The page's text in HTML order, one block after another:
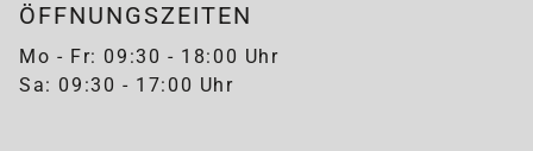
ÖFFNUNGSZEITEN
Mo - Fr: 09:30 - 18:00 Uhr
Sa: 09:30 - 17:00 Uhr